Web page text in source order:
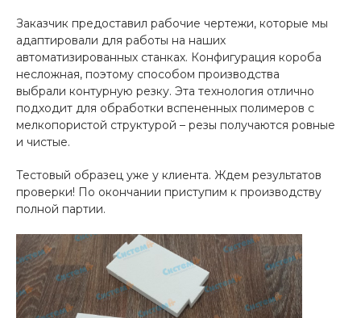
Заказчик предоставил рабочие чертежи, которые мы
адаптировали для работы на наших
автоматизированных станках. Конфигурация короба
несложная, поэтому способом производства
выбрали контурную резку. Эта технология отлично
подходит для обработки вспененных полимеров с
мелкопористой структурой – резы получаются ровные
и чистые.
Тестовый образец уже у клиента. Ждем результатов
проверки! По окончании приступим к производству
полной партии.